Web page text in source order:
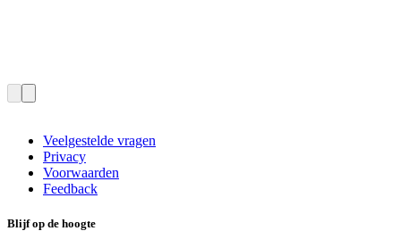
Veelgestelde vragen
Privacy
Voorwaarden
Feedback
Blijf op de hoogte